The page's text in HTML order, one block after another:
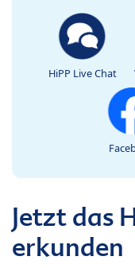
HiPP Live Chat
Jetzt das
erkunden